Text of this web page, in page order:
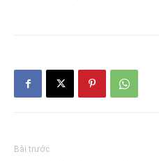
Bài trước